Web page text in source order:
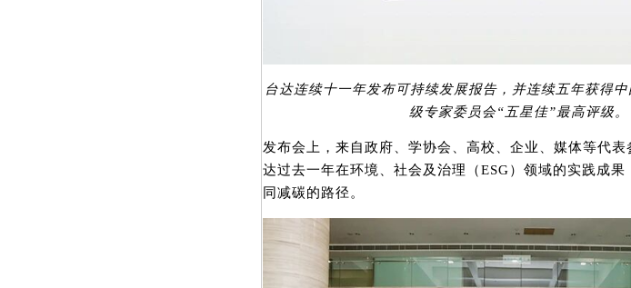
台达连续十一年发布可持续发展报告，并连续五年获得
级专家委员会“五星佳”最高评级。
发布会上，来自政府、学协会、高校、企业、媒体等代表
达过去一年在环境、社会及治理（ESG）领域的实践成
同减碳的路径。